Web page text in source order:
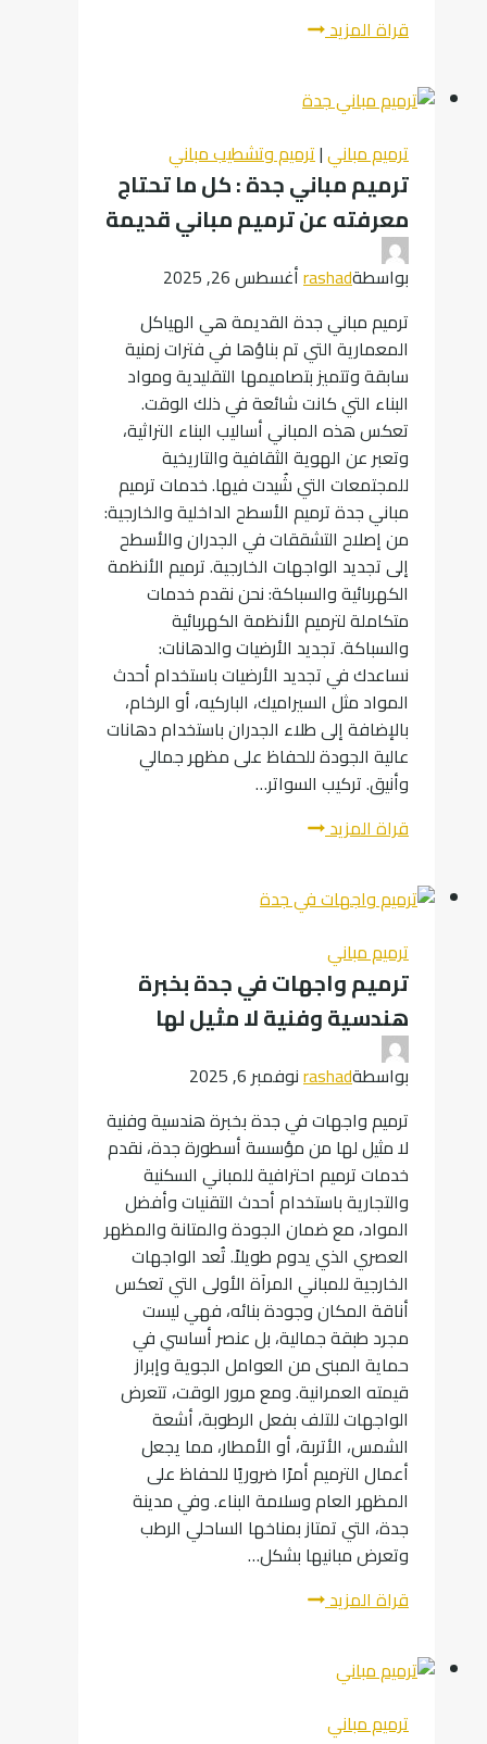
قراة المزيدترميم
جدة
تنافسية
وخدمة
مضمونة
ترميم مباني|ترميم وتشطيب مباني
ترميم مباني جدة : كل ما تحتاج
معرفته عن ترميم مباني قديمة
بواسطةrashadأغسطس 26, 2025
ترميم مباني جدة القديمة هي الهياكل
المعمارية التي تم بناؤها في فترات زمنية
سابقة وتتميز بتصاميمها التقليدية ومواد
البناء التي كانت شائعة في ذلك الوقت.
تعكس هذه المباني أساليب البناء التراثية،
وتعبر عن الهوية الثقافية والتاريخية
للمجتمعات التي شُيدت فيها. خدمات ترميم
مباني جدة ترميم الأسطح الداخلية والخارجية:
من إصلاح التشققات في الجدران والأسطح
إلى تجديد الواجهات الخارجية. ترميم الأنظمة
الكهربائية والسباكة: نحن نقدم خدمات
متكاملة لترميم الأنظمة الكهربائية
والسباكة. تجديد الأرضيات والدهانات:
نساعدك في تجديد الأرضيات باستخدام أحدث
المواد مثل السيراميك، الباركيه، أو الرخام،
بالإضافة إلى طلاء الجدران باستخدام دهانات
عالية الجودة للحفاظ على مظهر جمالي
وأنيق. تركيب السواتر…
قراة المزيدترميم
:
تحتاج
معرفته
ترميم
قديمة
ترميم مباني
ترميم واجهات في جدة بخبرة
هندسية وفنية لا مثيل لها
بواسطةrashadنوفمبر 6, 2025
ترميم واجهات في جدة بخبرة هندسية وفنية
لا مثيل لها من مؤسسة أسطورة جدة، نقدم
خدمات ترميم احترافية للمباني السكنية
والتجارية باستخدام أحدث التقنيات وأفضل
المواد، مع ضمان الجودة والمتانة والمظهر
العصري الذي يدوم طويلاً. تُعد الواجهات
الخارجية للمباني المرآة الأولى التي تعكس
أناقة المكان وجودة بنائه، فهي ليست
مجرد طبقة جمالية، بل عنصر أساسي في
حماية المبنى من العوامل الجوية وإبراز
قيمته العمرانية. ومع مرور الوقت، تتعرض
الواجهات للتلف بفعل الرطوبة، أشعة
الشمس، الأتربة، أو الأمطار، مما يجعل
أعمال الترميم أمرًا ضروريًا للحفاظ على
المظهر العام وسلامة البناء. وفي مدينة
جدة، التي تمتاز بمناخها الساحلي الرطب
وتعرض مبانيها بشكل…
قراة المزيدترميم
ترميم مباني